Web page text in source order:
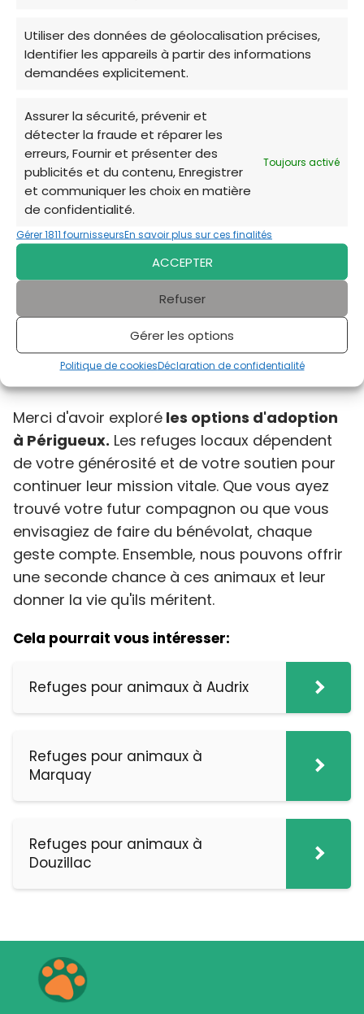
Utiliser des données de géolocalisation précises,
Identifier les appareils à partir des informations
demandées explicitement.
Assurer la sécurité, prévenir et
détecter la fraude et réparer les
erreurs, Fournir et présenter des
publicités et du contenu, Enregistrer
et communiquer les choix en matière
de confidentialité.
Toujours activé
Gérer 1811 fournisseursEn savoir plus sur ces finalités
ACCEPTER
Refuser
Gérer les options
Politique de cookiesDéclaration de confidentialité
Samedi
Non disponible
Dimanche
Non disponible
Association SOS Chats Libresest gérée
uniquement par des bénévoles et reconnue
d’Intérêt Général. Sa mission principale est la
stérilisation et l’identification des chats
errants afin d’éviter leur prolifération et de
protéger leur statut de “chats libres”.
L’association ne dispose pas de refuge mais
s’appuie sur des familles d’accueil pour
soigner et placer les chatons ou les chats
Merci d'avoir exploré les options d'adoption
à Périgueux. Les refuges locaux dépendent
de votre générosité et de votre soutien pour
continuer leur mission vitale. Que vous ayez
trouvé votre futur compagnon ou que vous
envisagiez de faire du bénévolat, chaque
geste compte. Ensemble, nous pouvons offrir
une seconde chance à ces animaux et leur
donner la vie qu'ils méritent.
Cela pourrait vous intéresser:
Refuges pour animaux à Audrix
Refuges pour animaux à
Marquay
Refuges pour animaux à
Douzillac